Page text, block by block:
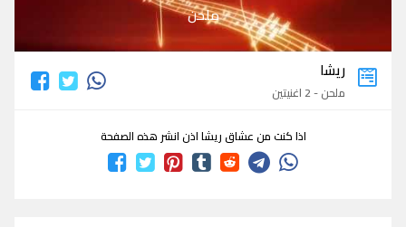
ملحن
ريشا
ملحن - 2 اغنيتين
اذا كنت من عشاق ريشا اذن انشر هذه الصفحة